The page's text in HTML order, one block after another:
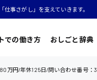
事さがし」を支えていきます。
での働き方 おしごと辞典
万円/年休125日/問い合わせ番号：3